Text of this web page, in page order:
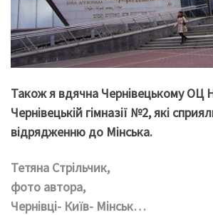
Також я вдячна Чернівецькому ОЦ
Чернівецькій гімназії №2, які
відрядженню до Мінська.
Тетяна Стрільчик,
фото автора,
Чернівці- Київ- Мінськ…